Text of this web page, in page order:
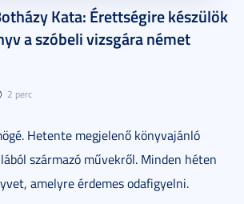
Kata: Érettségire készülök
a szóbeli vizsgára német
2 perc
Hetente megjelenő könyvajánló
származó művekről. Minden héten
amelyre érdemes odafigyelni.